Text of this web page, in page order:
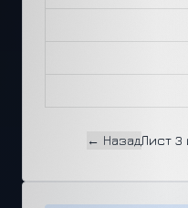
← НазадЛист 3